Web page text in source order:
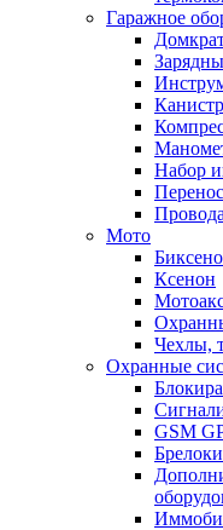
Гаражное
Набор
Мото
Ксенон
Чехлы,
Охранные
GSM